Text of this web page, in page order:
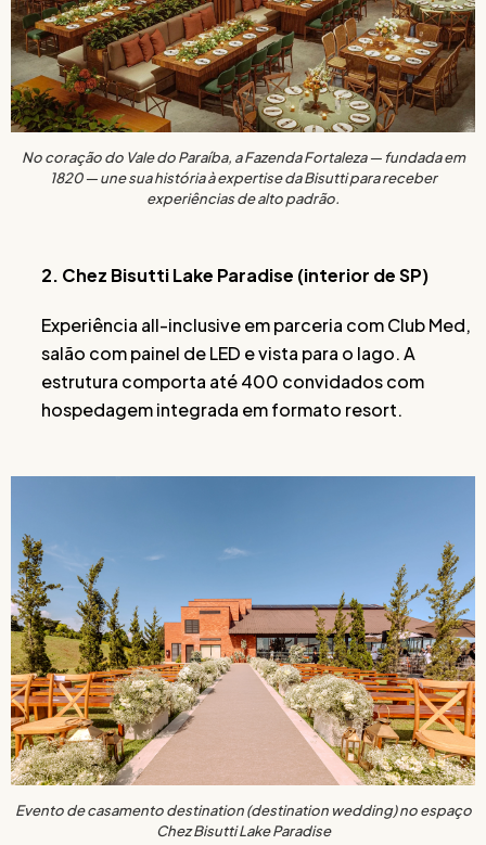
No coração do Vale do Paraíba, a Fazenda Fortaleza — fundada em
1820 — une sua história à expertise da Bisutti para receber
experiências de alto padrão.
2. Chez Bisutti Lake Paradise (interior de SP)
Experiência all-inclusive em parceria com Club Med,
salão com painel de LED e vista para o lago. A
estrutura comporta até 400 convidados com
hospedagem integrada em formato resort.
Evento de casamento destination (destination wedding) no espaço
Chez Bisutti Lake Paradise